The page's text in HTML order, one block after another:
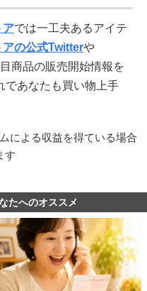
アでは一工夫あるアイテ
アの公式Twitterや
商品の販売開始情報を
であなたも買い物上手
による収益を得ている場合
す
たへのオススメ